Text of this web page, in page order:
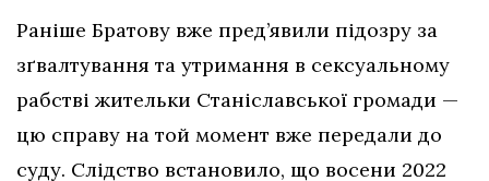
Раніше Братову вже пред’явили підозру за
зґвалтування та утримання в сексуальному
рабстві жительки Станіславської громади —
цю справу на той момент вже передали до
суду. Слідство встановило, що восени 2022